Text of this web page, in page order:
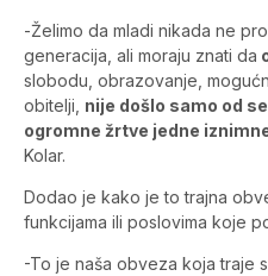
-Želimo da mladi nikada ne
generacija, ali moraju znati da
slobodu, obrazovanje,
obitelji, nije došlo samo od
ogromne žrtve jedne
Kolar.
Dodao je kako je to trajna
funkcijama ili poslovima koje
-To je naša obveza koja traje